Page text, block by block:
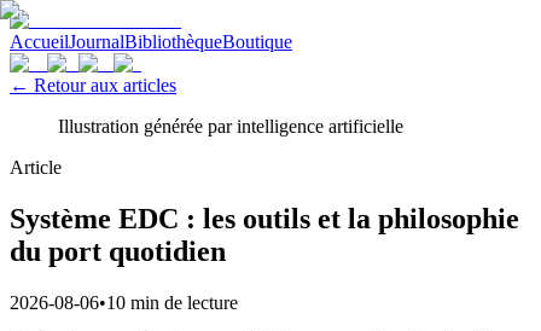
AccueilJournalBibliothèqueBoutique
← Retour aux articles
Illustration générée par intelligence artificielle
Article
Système EDC : les outils et la philosophie
du port quotidien
2026-08-06•10 min de lecture